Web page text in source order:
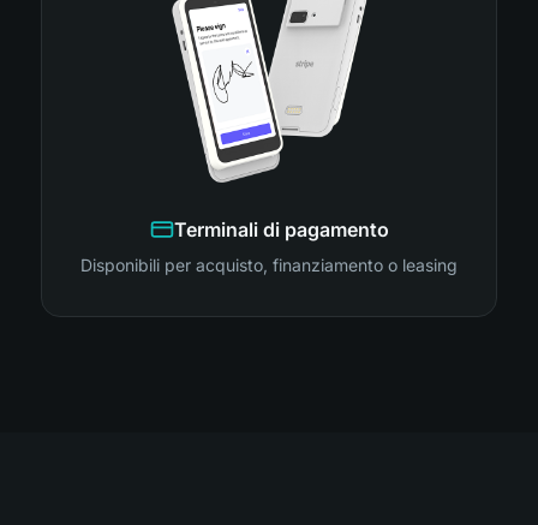
Terminali di pagamento
Disponibili per acquisto, finanziamento o leasing